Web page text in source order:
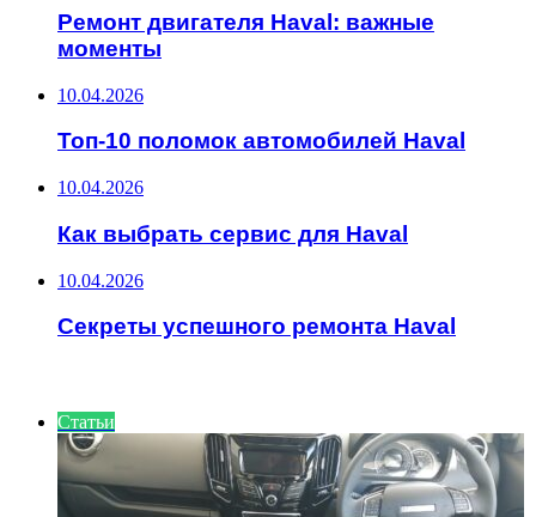
Ремонт двигателя Haval: важные
моменты
10.04.2026
Топ-10 поломок автомобилей Haval
10.04.2026
Как выбрать сервис для Haval
10.04.2026
Секреты успешного ремонта Haval
Статьи